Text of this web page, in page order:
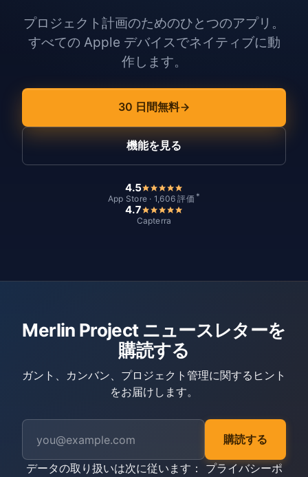
プロジェクト計画のためのひとつのアプリ。
すべての Apple デバイスでネイティブに動
作します。
30 日間無料
機能を見る
4.5
App Store · 1,606 評価 *
4.7
Capterra
Merlin Project ニュースレターを
購読する
ガント、カンバン、プロジェクト管理に関するヒント
をお届けします。
購読する
データの取り扱いは次に従います： プライバシーポ